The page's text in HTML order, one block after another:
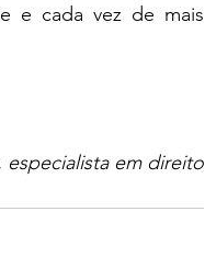
e cada vez de mais
especialista em direito